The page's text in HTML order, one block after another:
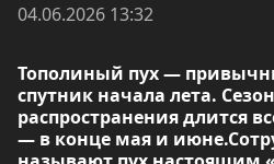
04.06.2026 13:32
Тополиный пух —
спутник начала лета.
распространения длится
— в конце мая и